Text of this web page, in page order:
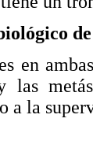
en
las
a la